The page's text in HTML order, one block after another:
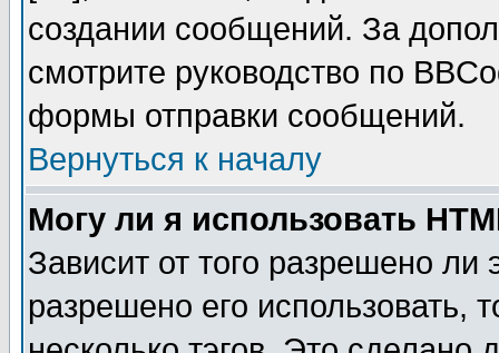
создании сообщений. За
смотрите руководство по
формы отправки сообщений.
Вернуться к началу
Могу ли я использовать
Зависит от того разрешено
разрешено его использовать,